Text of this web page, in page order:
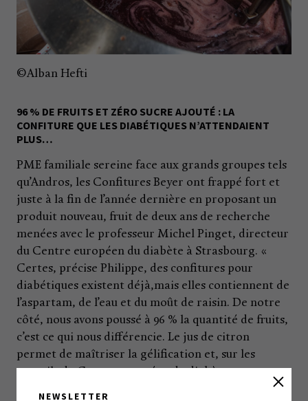
NEWSLETTER
©Alban Hefti
96 % DE FRUITS ET ZÉRO SUCRE AJOUTÉ : LA
CONFITURE QUE LES DIABÉTIQUES N’ATTENDAIENT
PLUS…
PME familiale sereine face aux grands groupes tels
qu’Andros, les Confitures Beyer ont frappé fort et
juste à la fin de l’année dernière en proposant un
produit nouveau, fruit de deux ans de recherche
menées avec le professeur Michel Pinget, directeur
du Centre européen du diabète à Strasbourg. «
Certes, précise Philippe, des confitures pour
diabétiques existent déjà,mais elles contiennent de
l’aspartam, de l’eau et du moût de raisin. De notre
côté, nous avons poussé à 96 % la quantité de fruits,
c’est ce qui nous différencie. Le jus de citron
permet de maîtriser la gélification et, sur les
conseils du Centre européen du diabète, nous avons
opté pour le sucralose, un sucre de synthèse sans